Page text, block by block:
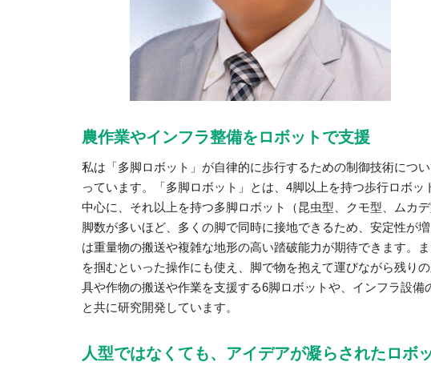
農作業やインフラ整備をロボットで支援
私は「多脚ロボット」が自律的に歩行するための制御技術につ
っています。「多脚ロボット」とは、4脚以上を持つ歩行ロボ
中心に、それ以上を持つ多脚ロボット（昆虫型、クモ型、ムカ
脚数が多いほど、多くの脚で同時に接地できるため、安定性が
は重量物の搬送や複雑な地形の高い踏破能力が期待できます。
を掴むといった操作にも使え、脚で物を抱えて運びながら残り
具や作物の搬送や作業を支援する6脚ロボットや、インフラ設
と共に研究開発しています。
人型ではなくても、アイデアが凝らされたロボ